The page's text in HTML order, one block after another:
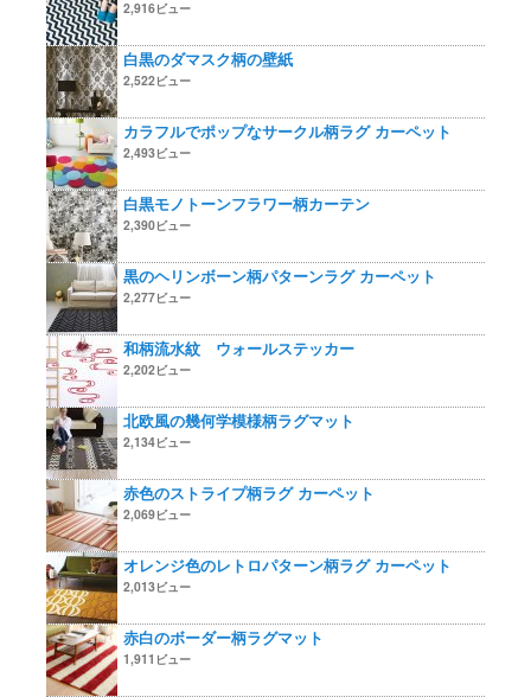
2,916ビュー
白黒のダマスク柄の壁紙
2,522ビュー
カラフルでポップなサークル柄ラグ カーペット
2,493ビュー
白黒モノトーンフラワー柄カーテン
2,390ビュー
黒のヘリンボーン柄パターンラグ カーペット
2,277ビュー
和柄流水紋 ウォールステッカー
2,202ビュー
北欧風の幾何学模様柄ラグマット
2,134ビュー
赤色のストライプ柄ラグ カーペット
2,069ビュー
オレンジ色のレトロパターン柄ラグ カーペット
2,013ビュー
赤白のボーダー柄ラグマット
1,911ビュー